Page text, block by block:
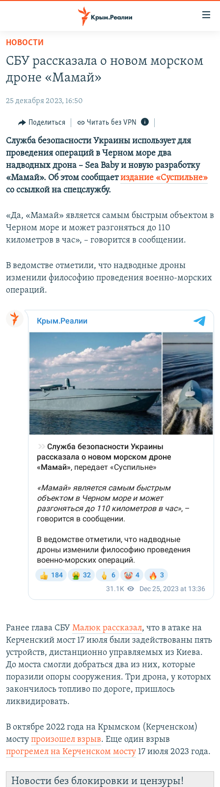
Вернуться
основному
содержанию
Вернутся
навигации
Вернутся
поиску
СПЕЦПРОЕКТЫ
КАРТА ВОЕННЫХ ОБЪЕКТОВ КРЫМА
11 ЛЕТ ОККУПАЦИИ КРЫМА. 11 ИСТОРИЙ СОПРОТИВЛЕНИЯ
ВОДА
ИСТОРИЯ
ЕЩЕ
ИНТЕРАКТИВ
ИНФОГРАФИКА
ТЕЛЕПРОЕКТ КРЫМ.РЕАЛИИ
СОВЕТЫ ПРАВОЗАЩИТНИКОВ
ПРОПАВШИЕ БЕЗ ВЕСТИ
ПОБЕДИТЕЛЕЙ НЕ СУДЯТ?
КРЫМ.НЕПОКОРЕННЫЙ
ELIFBE
УКРАИНСКАЯ ПРОБЛЕМА КРЫМА
РАДІО СВОБОДА
КАК ОБОЙТИ БЛОКИРОВКУ
Українською
ПРИСОЕДИНЯЙТЕСЬ!
Все сайты RFE/RL
НОВОСТИ
СБУ рассказала о новом морском
дроне «Мамай»
25 декабря 2023, 16:50
Поделиться Читать без VPN
Служба безопасности Украины использует для
проведения операций в Черном море два
надводных дрона – Sea Baby и новую разработку
«Мамай». Об этом сообщаетиздание «Суспильне»
со ссылкой на спецслужбу.
«Да, «Мамай» является самым быстрым объектом в
Черном море и может разгоняться до 110
километров в час», – говорится в сообщении.
В ведомстве отметили, что надводные дроны
изменили философию проведения военно-морских
операций.
Ранее глава СБУ Малюк рассказал, что в атаке на
Керченский мост 17 июля были задействованы пять
устройств, дистанционно управляемых из Киева.
До моста смогли добраться два из них, которые
поразили опоры сооружения. Три дрона, у которых
закончилось топливо по дороге, пришлось
ликвидировать.
В октябре 2022 года на Крымском (Керченском)
мосту произошел взрыв. Еще один взрыв
прогремел на Керченском мосту 17 июля 2023 года.
Новости без блокировки и цензуры!